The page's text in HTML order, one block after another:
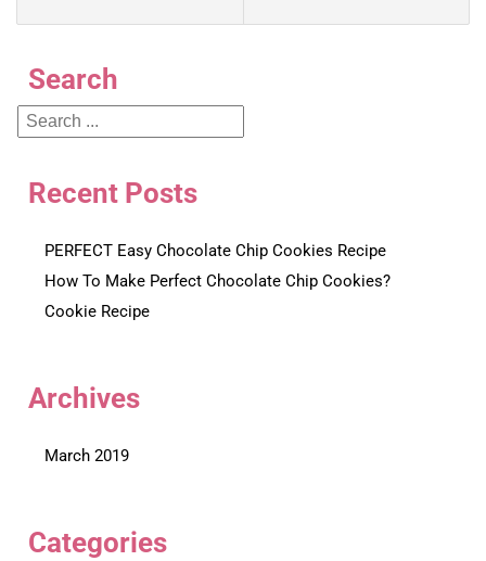
Search
Recent Posts
PERFECT Easy Chocolate Chip Cookies Recipe
How To Make Perfect Chocolate Chip Cookies?
Cookie Recipe
Archives
March 2019
Categories